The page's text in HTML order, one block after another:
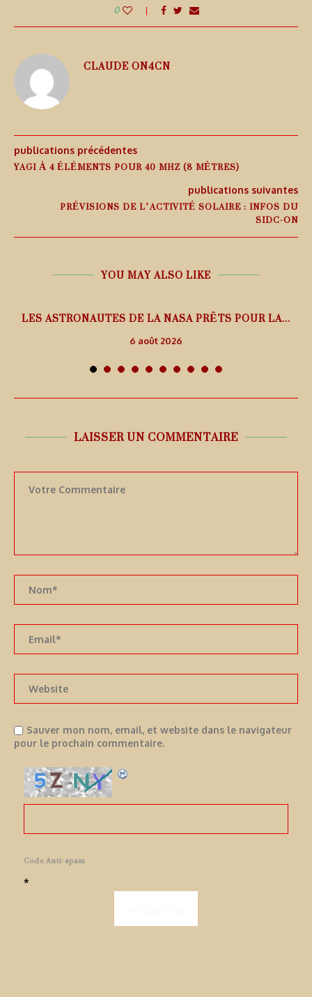
0
CLAUDE ON4CN
publications précédentes
YAGI À 4 ÉLÉMENTS POUR 40 MHZ (8 MÈTRES)
publications suivantes
PRÉVISIONS DE L’ACTIVITÉ SOLAIRE : INFOS DU
SIDC-ON
YOU MAY ALSO LIKE
LES ASTRONAUTES DE LA NASA PRÊTS POUR LA...
6 août 2026
LAISSER UN COMMENTAIRE
Sauver mon nom, email, et website dans le navigateur
pour le prochain commentaire.
Code Anti-spam
*